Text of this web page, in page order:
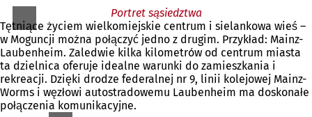
Portret sąsiedztwa
Tętniące życiem wielkomiejskie centrum i sielankowa wieś –
w Moguncji można połączyć jedno z drugim. Przykład: Mainz-
Laubenheim. Zaledwie kilka kilometrów od centrum miasta
ta dzielnica oferuje idealne warunki do zamieszkania i
rekreacji. Dzięki drodze federalnej nr 9, linii kolejowej Mainz-
Worms i węzłowi autostradowemu Laubenheim ma doskonałe
połączenia komunikacyjne.